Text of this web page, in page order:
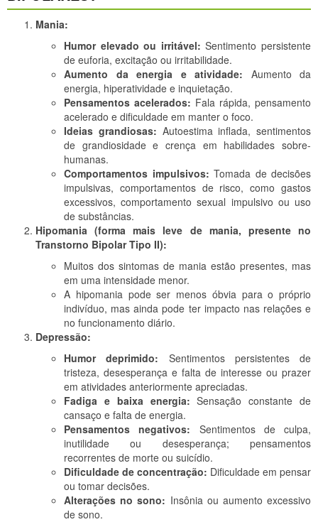
Mania:
Humor elevado ou irritável: Sentimento persistente
de euforia, excitação ou irritabilidade.
Aumento da energia e atividade: Aumento da
energia, hiperatividade e inquietação.
Pensamentos acelerados: Fala rápida, pensamento
acelerado e dificuldade em manter o foco.
Ideias grandiosas: Autoestima inflada, sentimentos
de grandiosidade e crença em habilidades sobre-
humanas.
Comportamentos impulsivos: Tomada de decisões
impulsivas, comportamentos de risco, como gastos
excessivos, comportamento sexual impulsivo ou uso
de substâncias.
Hipomania (forma mais leve de mania, presente no
Transtorno Bipolar Tipo II):
Muitos dos sintomas de mania estão presentes, mas
em uma intensidade menor.
A hipomania pode ser menos óbvia para o próprio
indivíduo, mas ainda pode ter impacto nas relações e
no funcionamento diário.
Depressão:
Humor deprimido: Sentimentos persistentes de
tristeza, desesperança e falta de interesse ou prazer
em atividades anteriormente apreciadas.
Fadiga e baixa energia: Sensação constante de
cansaço e falta de energia.
Pensamentos negativos: Sentimentos de culpa,
inutilidade ou desesperança; pensamentos
recorrentes de morte ou suicídio.
Dificuldade de concentração: Dificuldade em pensar
ou tomar decisões.
Alterações no sono: Insônia ou aumento excessivo
de sono.